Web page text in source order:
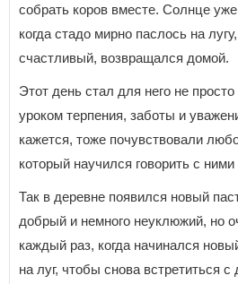
собрать коров вместе. Солнце уже
когда стадо мирно паслось на
счастливый, возвращался домой.
Этот день стал для него не
уроком терпения, заботы и
кажется, тоже почувствовали
который научился говорить с
Так в деревне появился новый
добрый и немного неуклюжий, но
каждый раз, когда начинался
на луг, чтобы снова встретиться